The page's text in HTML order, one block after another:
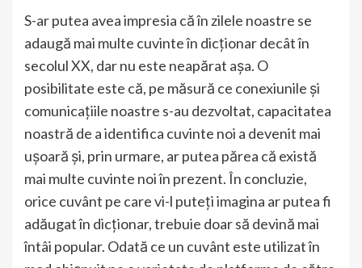
S-ar putea avea impresia că în zilele noastre se
adaugă mai multe cuvinte în dicționar decât în
secolul XX, dar nu este neapărat așa. O
posibilitate este că, pe măsură ce conexiunile și
comunicațiile noastre s-au dezvoltat, capacitatea
noastră de a identifica cuvinte noi a devenit mai
ușoară și, prin urmare, ar putea părea că există
mai multe cuvinte noi în prezent. În concluzie,
orice cuvânt pe care vi-l puteți imagina ar putea fi
adăugat în dicționar, trebuie doar să devină mai
întâi popular. Odată ce un cuvânt este utilizat în